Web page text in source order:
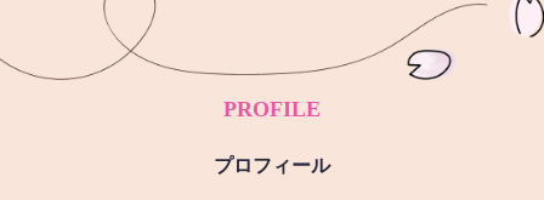
PROFILE
プロフィール